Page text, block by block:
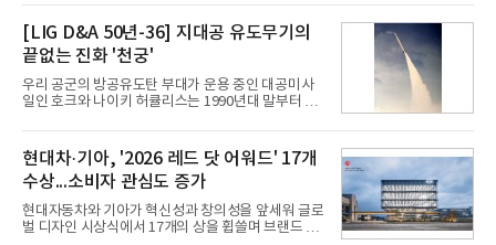
따른 기저효과가 실
인해주는 프로모션이다.대상 제품은 65·77·83형 올
레드, 75·86·100형 마이크로 RGB, 75·86형 미니
RGB 등 거실용 TV로 인기가 높은 베스트셀러 TV 20
개 모델이며, 동시 구독 계약 시 스탠바이미2(모델명
27LX6TPGA) 구독료를 50% 할인 받을 수 있다. 프로
모션 대상 모델과 혜택, 구독료 등 프로모션 세부 사항
은 베스트샵 판매 매니저에게 문의하면 자세히 안내
등으로 이전
[LIG D&A 50년-36] 지대공 유도무기의
끝없는 진화 '천궁'
우리 공군의 방공유도탄 부대가 운용 중인 대공미사
일인 호크와 나이키 허큘리스는 1990년대 말부터 성
기존 미사일체계를 대체할 중고도 및 중거리 대공미
사일을 개발하기로 결정했다.처음 KM-SAM 사업으로
불린 이 사업의 명칭은 호크(Iron Hawk, 철매)를 대체
한다는 의미에서 ‘철매Ⅱ’ 로 정해졌다. 철매Ⅱ 개발
사업은 미사일체계 완성 후인 2011년 ‘천궁(天弓)’으
로 다시 장비명이 바뀌었다. 17개 업체와 관련 기관이
참여한 가운데 LIG 넥스원은 탐색 개발에서 체계개발
현대차·기아, '2026 레드 닷 어워드' 17개
수상...소비자 관심도 증가
현대자동차와 기아가 혁신성과 창의성을 앞세워 글로
벌 디자인 시상식에서 17개의 상을 휩쓸며 브랜드 경